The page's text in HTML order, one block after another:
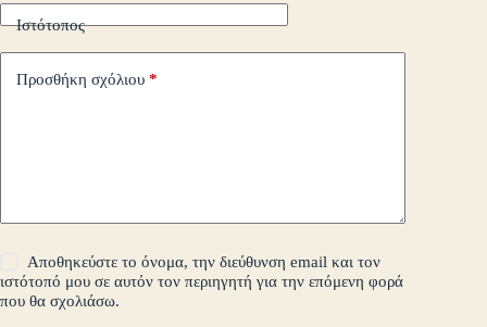
Ιστότοπος
Προσθήκη σχόλιου *
Αποθηκεύστε το όνομα, την διεύθυνση email και τον
ιστότοπό μου σε αυτόν τον περιηγητή για την επόμενη φορά
που θα σχολιάσω.